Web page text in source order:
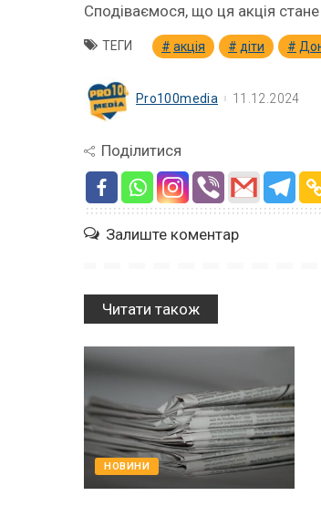
Сподіваємося, що ця акція стане
ТЕГИ акція діти
Pro100media 11.12.2024
Поділитися
Залиште коментар
Читати також
НОВИНИ